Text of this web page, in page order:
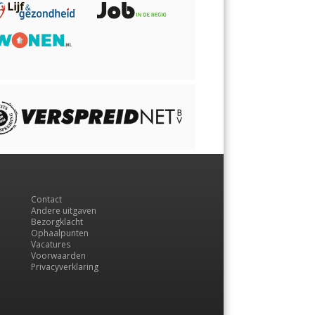
Contact
Andere uitgaven
Bezorgklacht
Ophaalpunten
Vacatures
Voorwaarden
Privacyverklaring